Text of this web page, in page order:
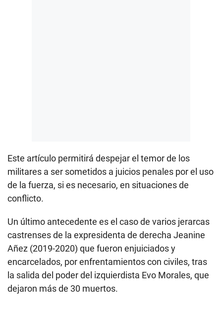
Este artículo permitirá despejar el temor de los
militares a ser sometidos a juicios penales por el uso
de la fuerza, si es necesario, en situaciones de
conflicto.
Un último antecedente es el caso de varios jerarcas
castrenses de la expresidenta de derecha Jeanine
Añez (2019-2020) que fueron enjuiciados y
encarcelados, por enfrentamientos con civiles, tras
la salida del poder del izquierdista Evo Morales, que
dejaron más de 30 muertos.